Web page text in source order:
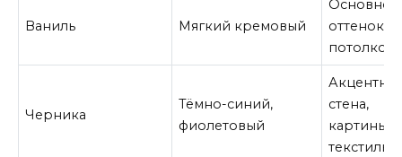
Ваниль Мягкий кремовый
Основной
оттенок
потолков
Черника
Тёмно-синий,
фиолетовый
Акцентная
стена,
картины,
текстиль